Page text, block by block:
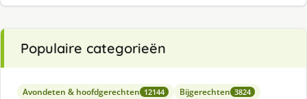
Populaire categorieën
Avondeten & hoofdgerechten 12144 Bijgerechten 3824